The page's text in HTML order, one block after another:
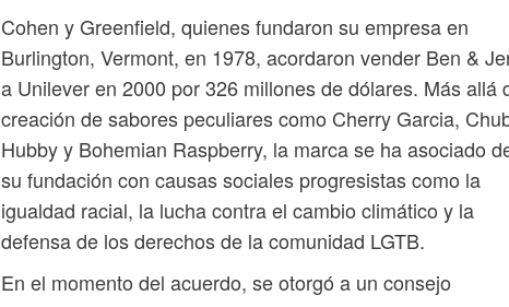
Cohen y Greenfield, quienes fundaron su empresa en
Burlington, Vermont, en 1978, acordaron vender Ben &
a Unilever en 2000 por 326 millones de dólares. Más allá
creación de sabores peculiares como Cherry Garcia,
Hubby y Bohemian Raspberry, la marca se ha asociado
su fundación con causas sociales progresistas como la
igualdad racial, la lucha contra el cambio climático y la
defensa de los derechos de la comunidad LGTB.
En el momento del acuerdo, se otorgó a un consejo